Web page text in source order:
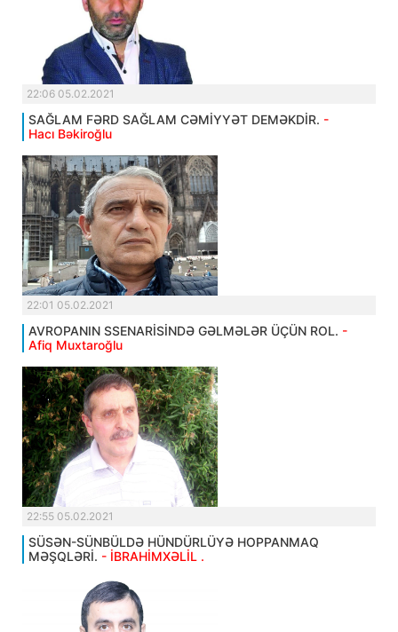
22:06 05.02.2021
SAĞLAM FƏRD SAĞLAM CƏMİYYƏT DEMƏKDİR. -
Hacı Bəkiroğlu
22:01 05.02.2021
AVROPANIN SSENARİSİNDƏ GƏLMƏLƏR ÜÇÜN ROL. -
Afiq Muxtaroğlu
22:55 05.02.2021
SÜSƏN-SÜNBÜLDƏ HÜNDÜRLÜYƏ HOPPANMAQ
MƏŞQLƏRİ. - İBRAHİMXƏLİL .